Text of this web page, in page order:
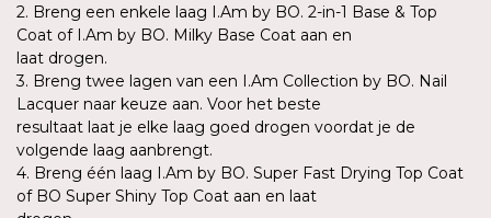
2. Breng een enkele laag I.Am by BO. 2-in-1 Base & Top
Coat of I.Am by BO. Milky Base Coat aan en
laat drogen.
3. Breng twee lagen van een I.Am Collection by BO. Nail
Lacquer naar keuze aan. Voor het beste
resultaat laat je elke laag goed drogen voordat je de
volgende laag aanbrengt.
4. Breng één laag I.Am by BO. Super Fast Drying Top Coat
of BO Super Shiny Top Coat aan en laat